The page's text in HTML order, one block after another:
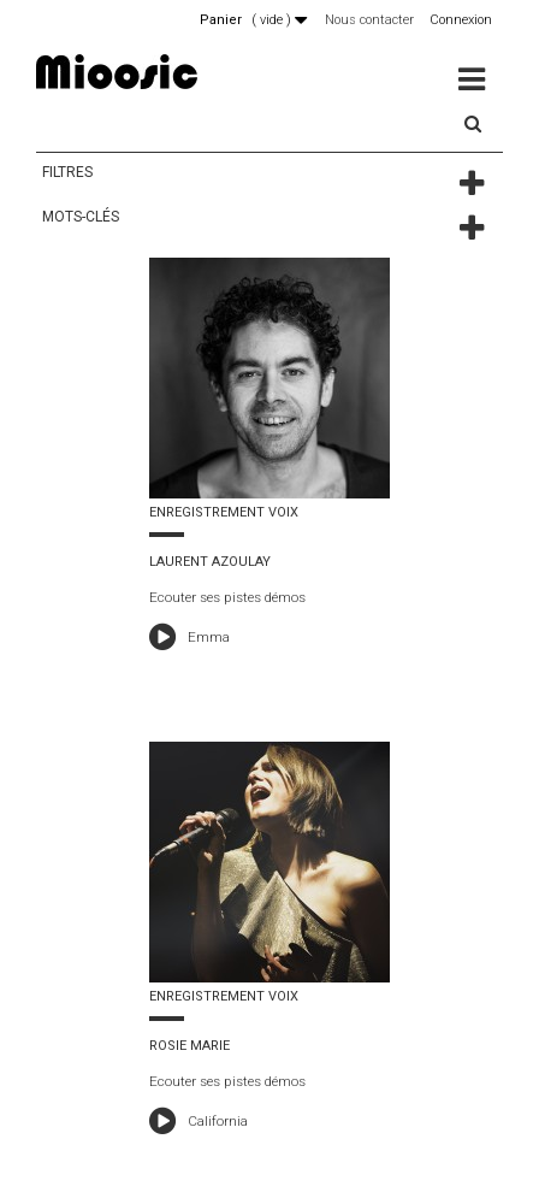
Connexion
Nous contacter
Panier ( vide )
MENU
FILTRES
MOTS-CLÉS
ENREGISTREMENT VOIX
LAURENT AZOULAY
Ecouter ses pistes démos
Emma
ENREGISTREMENT VOIX
ROSIE MARIE
Ecouter ses pistes démos
California